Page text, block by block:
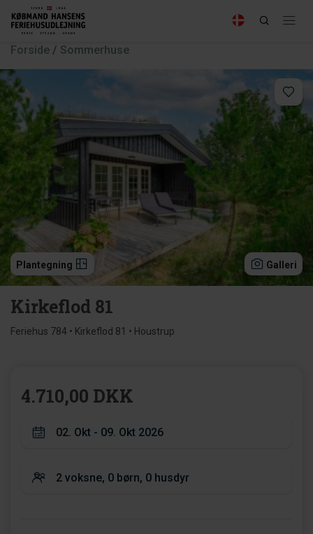
Forside / Sommerhuse
Plantegning Galleri
Kirkeflod 81
Feriehus 784 • Kirkeflod 81 • Houstrup
4.710,00 DKK